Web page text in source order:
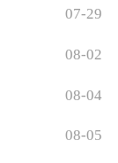
07-29
08-02
08-04
08-05